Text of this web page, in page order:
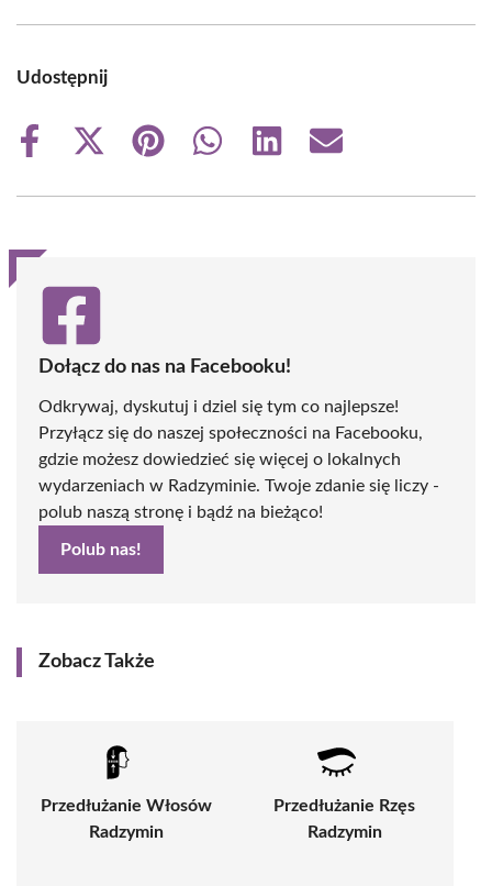
Udostępnij
Share
Share
(Twitter)
Share
Share
Share
Share
Dołącz do nas na Facebooku!
Odkrywaj, dyskutuj i dziel się tym co najlepsze!
Przyłącz się do naszej społeczności na Facebooku,
gdzie możesz dowiedzieć się więcej o lokalnych
wydarzeniach w Radzyminie. Twoje zdanie się liczy -
polub naszą stronę i bądź na bieżąco!
Polub nas!
Zobacz Także
Przedłużanie Włosów
Radzymin
Przedłużanie Rzęs
Radzymin